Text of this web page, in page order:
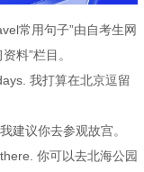
常用句子”由自考生网
料”栏目。
我打算在北京逗留
建议你去参观故宫。
你可以去北海公园